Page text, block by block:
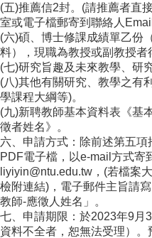
在
職
專
學
術
研
究
國
家
發
展
研
究
(五)推薦信2封。(請推薦者直
室或電子檔郵寄到聯絡人
(六)碩、博士修課成績單乙份
料），現職為教授或副教授者
(七)研究旨趣及未來教學、研
(八)其他有關研究、教學之有
學課程大綱等)。
(九)新聘教師基本資料表《基
徵者姓名》。
六、申請方式：除前述第五
PDF電子檔，以e-mail方式寄
liyiyin@ntu.edu.tw，(若檔案
檢附連結)，電子郵件主旨請
教師-應徵人姓名」。
七、申請期限：於2023年9月
資料不全者，恕無法受理）。